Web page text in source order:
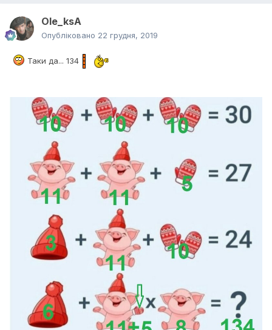
Ole_ksA
Опубліковано 22 грудня, 2019
Таки да... 134